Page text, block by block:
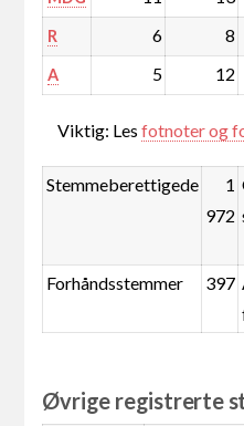
R 6 8
A 5 12
Viktig: Lesfotnoter og
Stemmeberettigede
1
972
Forhåndsstemmer
397
Øvrige registrerte